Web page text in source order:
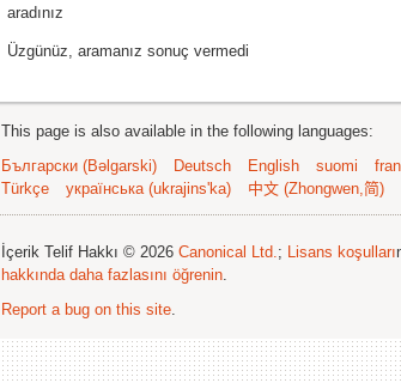
aradınız
Üzgünüz, aramanız sonuç vermedi
This page is also available in the following languages:
Български (Bəlgarski)
Deutsch English suomi
Türkçe
українська (ukrajins'ka) 中文 (Zhongwen,简)
İçerik Telif Hakkı © 2026 Canonical Ltd.; Lisans koşulları
hakkında daha fazlasını öğrenin.
Report a bug on this site.